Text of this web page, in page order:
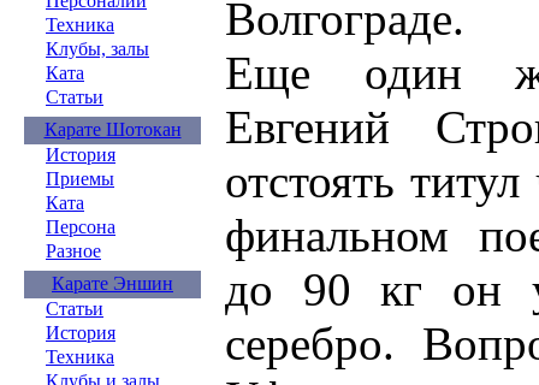
Техника
Клубы, залы
Ката
Статьи
Карате Шотокан
История
Приемы
Ката
Персона
Разное
Карате Эншин
Статьи
История
Техника
Клубы и залы
Волгограде.
Еще один
Евгений
отстоять
финальном
до 90 кг он
серебро.